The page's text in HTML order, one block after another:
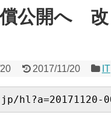
償公開へ 改
2017/11/20 IT